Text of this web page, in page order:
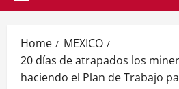
Home
MEXICO
20 días de atrapados los
haciendo el Plan de Trabajo